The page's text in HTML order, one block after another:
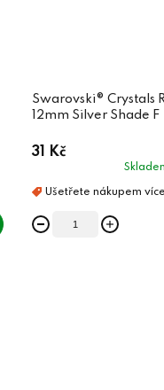
Swarovski® Crystals
12mm Silver Shade F
31 Kč